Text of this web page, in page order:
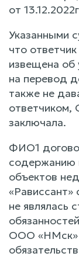
от
Указанными
что
извещена об
на перевод
также не
заключала.
ФИО1
содержанию
объектов
не являлась
ООО «НМск»